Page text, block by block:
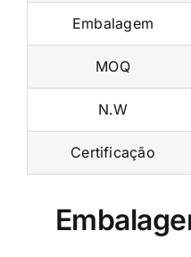
Embalagem
MOQ
N.W
Certificação